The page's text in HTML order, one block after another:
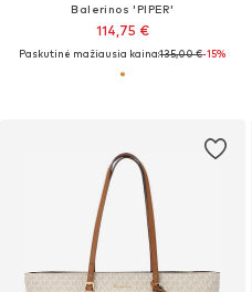
Balerinos 'PIPER'
114,75 €
Paskutinė mažiausia kaina:135,00 €-15%